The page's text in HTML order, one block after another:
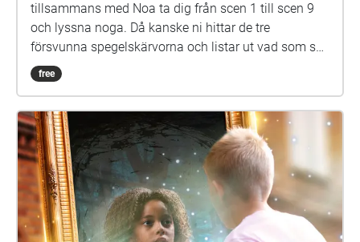
tillsammans med Noa ta dig från scen 1 till scen 9
och lyssna noga. Då kanske ni hittar de tre
försvunna spegelskärvorna och listar ut vad som ska
göras med dem. Det kan hända att fler försvunna
barn dyker upp i skärvorna. På skolgården kommer
här skolan för länge sen. Hon är virrig, men det lönar
sig att lyssna på henne. Siri och Selma kan du
däremot gärna akta dig för. Spegeln på skolgården-
äventyret är skrivet av Monica Vikström-Jokela. De
som gör rollerna är: Noa: Theo Zilliacus Siri: Rebecka
Mellgren Selma: Olivia Söderholm Abla: Beatrice
free